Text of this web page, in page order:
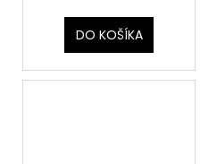
DO KOŠÍKA